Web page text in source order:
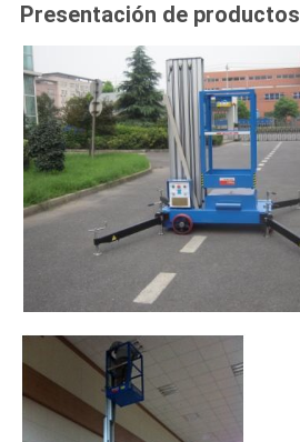
Presentación de productos